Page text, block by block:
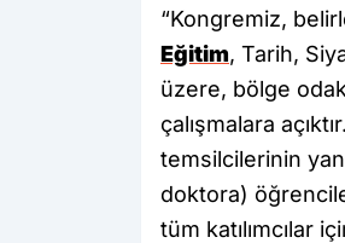
“Kongremiz,
Eğitim, Tarih,
üzere, bölge
çalışmalara
temsilcilerinin
doktora)
tüm katılımcılar